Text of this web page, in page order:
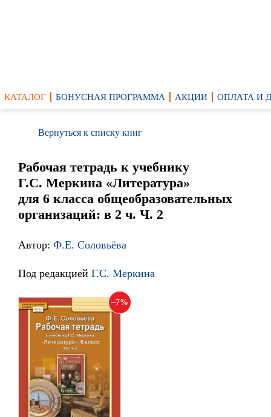
КАТАЛОГ БОНУСНАЯ ПРОГРАММА АКЦИИ ОПЛАТА И
Вернуться к списку книг
Рабочая тетрадь к учебнику
Г.С. Меркина «Литература»
для 6 класса общеобразовательных
организаций: в 2 ч. Ч. 2
Автор: Ф.Е. Соловьёва
Под редакцией Г.С. Меркина
7